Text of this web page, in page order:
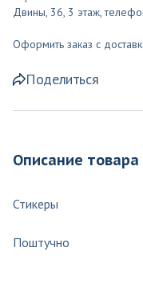
Двины, 36, 3 этаж,
Оформить заказ с
Поделиться
Описание товара
Стикеры
Поштучно